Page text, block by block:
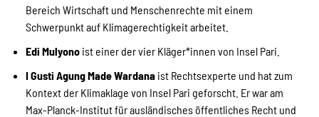
Transparenz
Kontakt
Bereich Wirtschaft und Menschenrechte mit einem
Schwerpunkt auf Klimagerechtigkeit arbeitet.
Edi Mulyono ist einer der vier Kläger*innen von Insel Pari.
I Gusti Agung Made Wardana ist Rechtsexperte und hat zum
Kontext der Klimaklage von Insel Pari geforscht. Er war am
Max-Planck-Institut für ausländisches öffentliches Recht und